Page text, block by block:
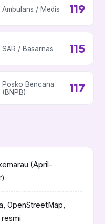
Ambulans / Medis 119
SAR / Basarnas 115
Posko Bencana
(BNPB)
117
(April–
OpenStreetMap,